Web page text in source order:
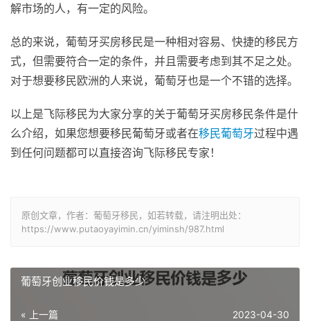
解市场的人，有一定的风险。
总的来说，葡萄牙买房移民是一种相对容易、快捷的移民方
式，但需要符合一定的条件，并且需要考虑到其不足之处。
对于想要移民欧洲的人来说，葡萄牙也是一个不错的选择。
以上是飞际移民为大家分享的关于葡萄牙买房移民条件是什
么介绍，如果您想要移民葡萄牙或者在移民葡萄牙过程中遇
到任何问题都可以直接咨询飞际移民专家！
原创文章，作者：葡萄牙移民，如若转载，请注明出处：
https://www.putaoyayimin.cn/yiminsh/987.html
葡萄牙创业移民价钱是多少
« 上一篇 2023-04-30